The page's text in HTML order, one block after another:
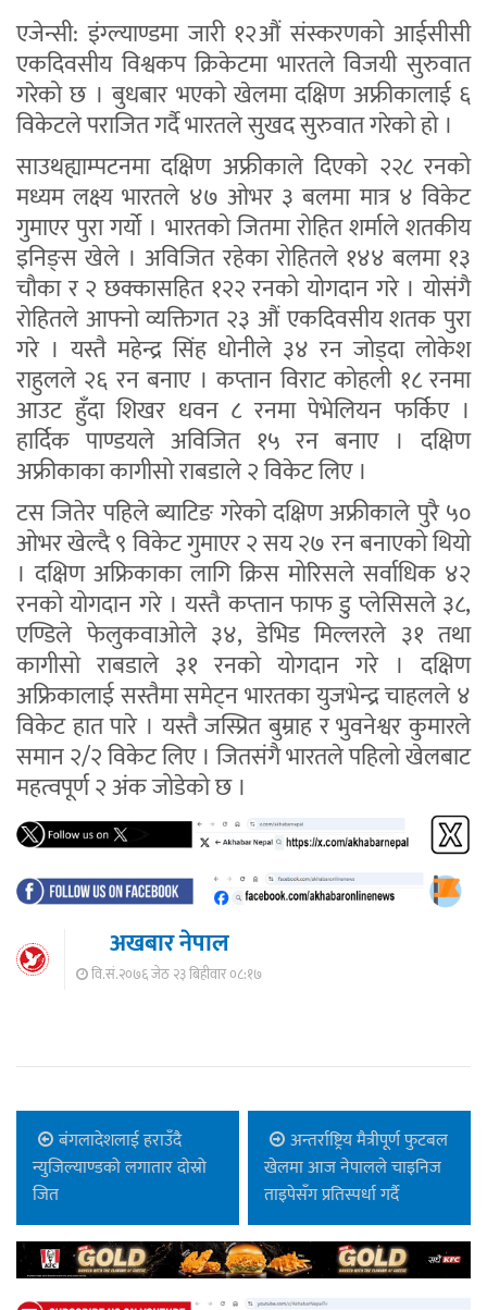
एजेन्सी: इंग्ल्याण्डमा जारी १२औं संस्करणको आईसीसी
एकदिवसीय विश्वकप क्रिकेटमा भारतले विजयी सुरुवात
गरेको छ । बुधबार भएको खेलमा दक्षिण अफ्रीकालाई ६
विकेटले पराजित गर्दै भारतले सुखद सुरुवात गरेको हो ।
साउथह्याम्पटनमा दक्षिण अफ्रीकाले दिएको २२८ रनको
मध्यम लक्ष्य भारतले ४७ ओभर ३ बलमा मात्र ४ विकेट
गुमाएर पुरा गर्यो । भारतको जितमा रोहित शर्माले शतकीय
इनिङ्स खेले । अविजित रहेका रोहितले १४४ बलमा १३
चौका र २ छक्कासहित १२२ रनको योगदान गरे । योसंगै
रोहितले आफ्नो व्यक्तिगत २३ औं एकदिवसीय शतक पुरा
गरे । यस्तै महेन्द्र सिंह धोनीले ३४ रन जोड्दा लोकेश
राहुलले २६ रन बनाए । कप्तान विराट कोहली १८ रनमा
आउट हुँदा शिखर धवन ८ रनमा पेभेलियन फर्किए ।
हार्दिक पाण्डयले अविजित १५ रन बनाए । दक्षिण
अफ्रीकाका कागीसो राबडाले २ विकेट लिए ।
टस जितेर पहिले ब्याटिङ गरेको दक्षिण अफ्रीकाले पुरै ५०
ओभर खेल्दै ९ विकेट गुमाएर २ सय २७ रन बनाएको थियो
। दक्षिण अफ्रिकाका लागि क्रिस मोरिसले सर्वाधिक ४२
रनको योगदान गरे । यस्तै कप्तान फाफ डु प्लेसिसले ३८,
एण्डिले फेलुकवाओले ३४, डेभिड मिल्लरले ३१ तथा
कागीसो राबडाले ३१ रनको योगदान गरे । दक्षिण
अफ्रिकालाई सस्तैमा समेट्न भारतका युजभेन्द्र चाहलले ४
विकेट हात पारे । यस्तै जस्प्रित बुम्राह र भुवनेश्वर कुमारले
समान २/२ विकेट लिए । जितसंगै भारतले पहिलो खेलबाट
महत्वपूर्ण २ अंक जोडेको छ ।
अखबार नेपाल
वि.सं.२०७६ जेठ २३ बिहीवार ०८:१७
बंगलादेशलाई हराउँदै
न्युजिल्याण्डको लगातार दोस्रो
जित
अन्तर्राष्ट्रिय मैत्रीपूर्ण फुटबल
खेलमा आज नेपालले चाइनिज
ताइपेसँग प्रतिस्पर्धा गर्दै